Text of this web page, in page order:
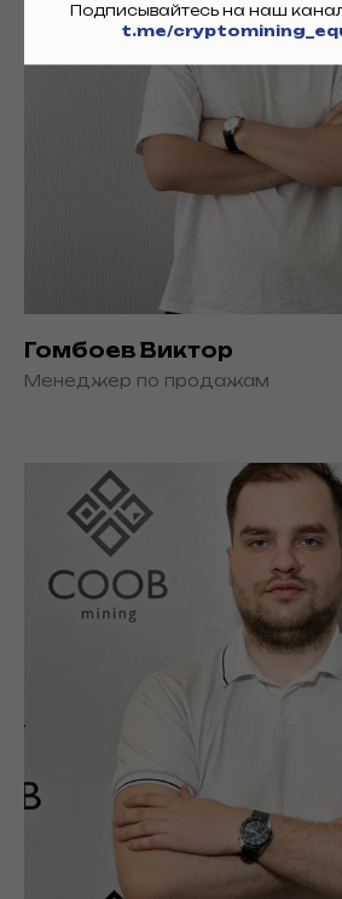
Гомбоев Виктор
Менеджер по продажам
Подписывайтесь на наш
t.me/